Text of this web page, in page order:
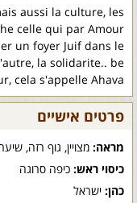
aussi la culture, les
celle qui par Amour
un foyer Juif dans le
la solidarite.. be
cela s'appelle Ahava
פרטים אישיים
מראה: מצויין, גוף רזה,
כיסוי ראש: כיפה סרוגה
כהן: ישראל